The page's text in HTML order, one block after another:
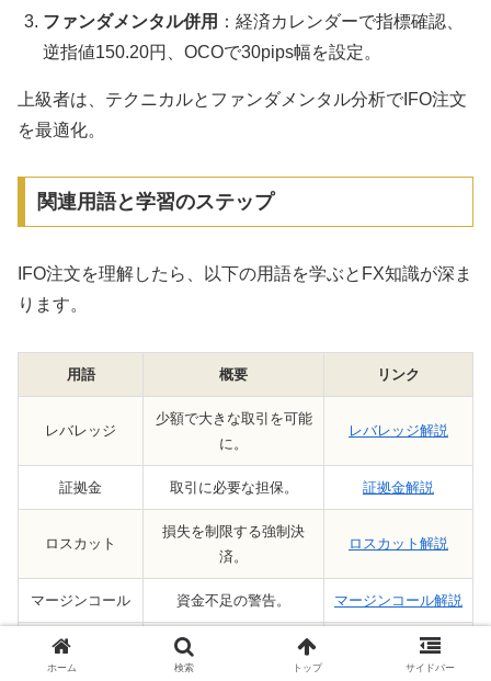
ファンダメンタル併用 ：経済カレンダーで指標確認、
逆指値150.20円、OCOで30pips幅を設定。
上級者は、テクニカルとファンダメンタル分析でIFO注文
を最適化。
関連用語と学習のステップ
IFO注文を理解したら、以下の用語を学ぶとFX知識が深ま
ります。
用語 概要 リンク
レバレッジ
少額で大きな取引を可能
に。
レバレッジ解説
証拠金 取引に必要な担保。 証拠金解説
ロスカット
損失を制限する強制決
済。
ロスカット解説
マージンコール 資金不足の警告。 マージンコール解説
スワップポイン
ト
金利差による利益やコス
スワップポイント解
ホーム 検索 トップ サイドバー